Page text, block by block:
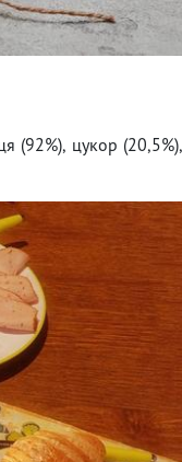
(92%), цукор (20,5%),